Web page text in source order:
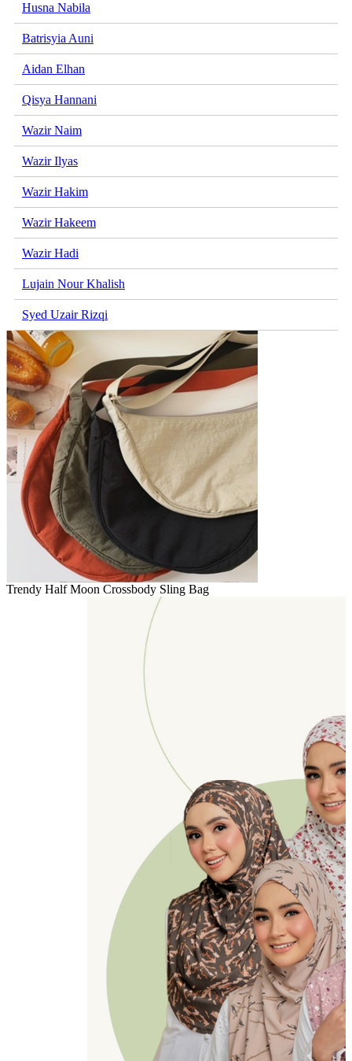
Husna Nabila
Batrisyia Auni
Aidan Elhan
Qisya Hannani
Wazir Naim
Wazir Ilyas
Wazir Hakim
Wazir Hakeem
Wazir Hadi
Lujain Nour Khalish
Syed Uzair Rizqi
Trendy Half Moon Crossbody Sling Bag